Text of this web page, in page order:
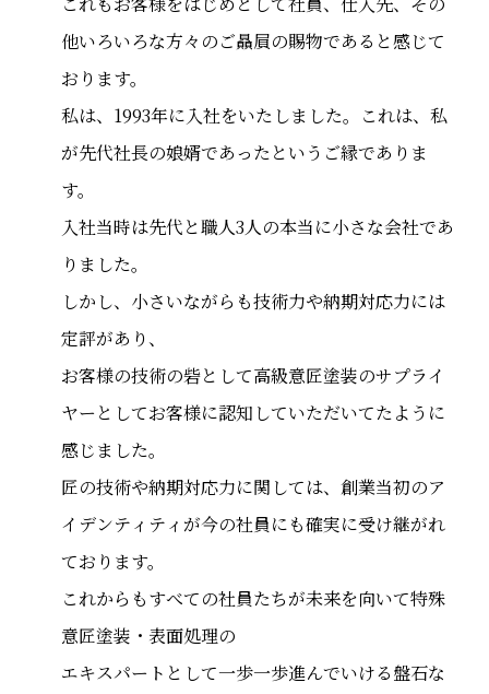
他いろいろな方々のご贔屓の賜物であると感じて
おります。
私は、1993年に入社をいたしました。これは、私
が先代社長の娘婿であったというご縁でありま
す。
入社当時は先代と職人3人の本当に小さな会社であ
りました。
しかし、小さいながらも技術力や納期対応力には
定評があり、
お客様の技術の砦として高級意匠塗装のサプライ
ヤーとしてお客様に認知していただいてたように
感じました。
匠の技術や納期対応力に関しては、創業当初のア
イデンティティが今の社員にも確実に受け継がれ
ております。
これからもすべての社員たちが未来を向いて特殊
意匠塗装・表面処理の
エキスパートとして一歩一歩進んでいける盤石な